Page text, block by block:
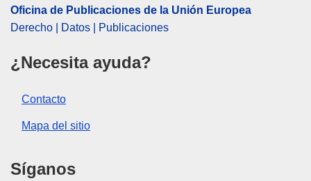
IMMC : PV-C-0005-2023
Oficina de Publicaciones de la Unión Europea
Derecho | Datos | Publicaciones
¿Necesita ayuda?
Contacto
Mapa del sitio
Síganos